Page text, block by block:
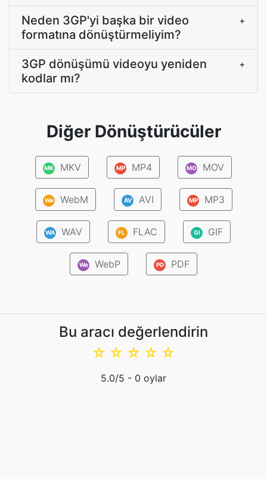
Neden 3GP'yi başka bir video
formatına dönüştürmeliyim?
+
3GP dönüşümü videoyu yeniden
kodlar mı?
+
Diğer Dönüştürücüler
MK MKV MP MP4 MO MOV
We WebM AV AVI MP MP3
WA WAV FL FLAC GI GIF
We WebP PD PDF
Bu aracı değerlendirin
☆
☆
☆
☆
☆
5.0/5 - 0 oylar